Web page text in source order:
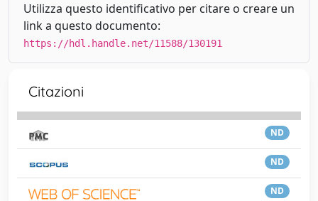
Utilizza questo identificativo per citare o creare un
link a questo documento:
https://hdl.handle.net/11588/130191
Citazioni
ND
ND
ND